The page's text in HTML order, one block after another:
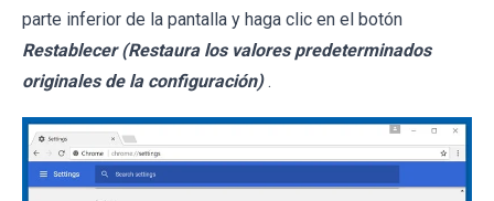
parte inferior de la pantalla y haga clic en el botón
Restablecer (Restaura los valores predeterminados
originales de la configuración) .